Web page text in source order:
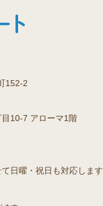
152-2
10-7 アローマ1階
日曜・祝日も対応します